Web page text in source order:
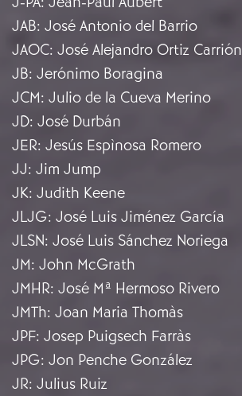
JAB: José Antonio del Barrio
JAOC: José Alejandro Ortiz Carrión
JB: Jerónimo Boragina
JCM: Julio de la Cueva Merino
JD: José Durbán
JER: Jesús Espìnosa Romero
JJ: Jim Jump
JK: Judith Keene
JLJG: José Luis Jiménez García
JLSN: José Luis Sánchez Noriega
JM: John McGrath
JMHR: José Mª Hermoso Rivero
JMTh: Joan Maria Thomàs
JPF: Josep Puigsech Farràs
JPG: Jon Penche González
JR: Julius Ruiz